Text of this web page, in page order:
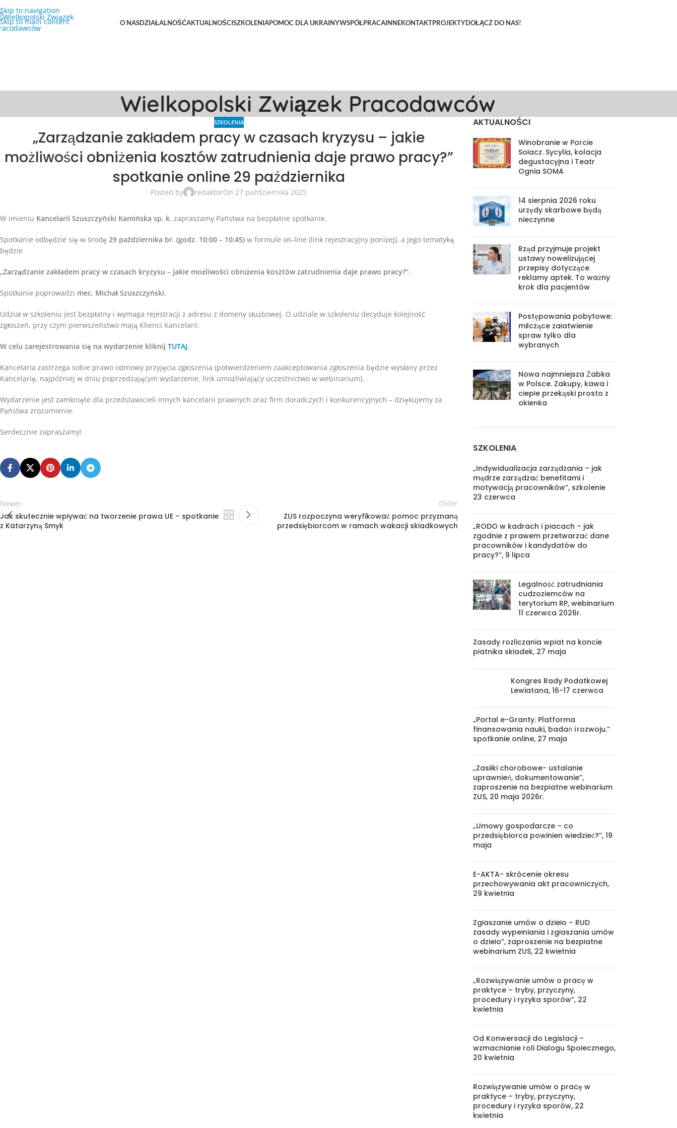
Skip to navigation
Skip to main content
O NASDZIAŁALNOŚĆAKTUALNOŚCISZKOLENIAPOMOC DLA UKRAINYWSPÓŁPRACAINNEKONTAKTPROJEKTYDOŁĄCZ DO NAS!
Wielkopolski Związek Pracodawców
SZKOLENIA
„Zarządzanie zakładem pracy w czasach kryzysu – jakie
możliwości obniżenia kosztów zatrudnienia daje prawo pracy?”
spotkanie online 29 października
Posted by redaktorOn 27 października 2025
W imieniu Kancelarii Szuszczyński Kamińska sp. k. zapraszamy Państwa na bezpłatne spotkanie.
Spotkanie odbędzie się w środę 29 października br. (godz. 10:00 – 10:45) w formule on-line (link rejestracyjny poniżej), a jego tematyką
będzie
„Zarządzanie zakładem pracy w czasach kryzysu – jakie możliwości obniżenia kosztów zatrudnienia daje prawo pracy?”.
Spotkanie poprowadzi mec. Michał Szuszczyński.
Udział w szkoleniu jest bezpłatny i wymaga rejestracji z adresu z domeny służbowej. O udziale w szkoleniu decyduje kolejność
zgłoszeń, przy czym pierwszeństwo mają Klienci Kancelarii.
W celu zarejestrowania się na wydarzenie kliknij TUTAJ.
Kancelaria zastrzega sobie prawo odmowy przyjęcia zgłoszenia (potwierdzeniem zaakceptowania zgłoszenia będzie wysłany przez
Kancelarię, najpóźniej w dniu poprzedzającym wydarzenie, link umożliwiający uczestnictwo w webinarium).
Wydarzenie jest zamknięte dla przedstawicieli innych kancelarii prawnych oraz firm doradczych i konkurencyjnych – dziękujemy za
Państwa zrozumienie.
Serdecznie zapraszamy!
Newer
Jak skutecznie wpływać na tworzenie prawa UE – spotkanie
z Katarzyną Smyk
Older
ZUS rozpoczyna weryfikować pomoc przyznaną
przedsiębiorcom w ramach wakacji składkowych
AKTUALNOŚCI
Winobranie w Porcie
Sołacz. Sycylia, kolacja
degustacyjna i Teatr
Ognia SOMA
14 sierpnia 2026 roku
urzędy skarbowe będą
nieczynne
Rząd przyjmuje projekt
ustawy nowelizującej
przepisy dotyczące
reklamy aptek. To ważny
krok dla pacjentów
Postępowania pobytowe:
milczące załatwienie
spraw tylko dla
wybranych
Nowa najmniejsza Żabka
w Polsce. Zakupy, kawa i
ciepłe przekąski prosto z
okienka
SZKOLENIA
„Indywidualizacja zarządzania – jak
mądrze zarządzać benefitami i
motywacją pracowników”, szkolenie
23 czerwca
„RODO w kadrach i płacach – jak
zgodnie z prawem przetwarzać dane
pracowników i kandydatów do
pracy?”, 9 lipca
Legalność zatrudniania
cudzoziemców na
terytorium RP, webinarium
11 czerwca 2026r.
Zasady rozliczania wpłat na koncie
płatnika składek, 27 maja
Kongres Rady Podatkowej
Lewiatana, 16-17 czerwca
„Portal e-Granty. Platforma
finansowania nauki, badań i rozwoju.”
spotkanie online, 27 maja
„Zasiłki chorobowe- ustalanie
uprawnień, dokumentowanie”,
zaproszenie na bezpłatne webinarium
ZUS, 20 maja 2026r.
„Umowy gospodarcze – co
przedsiębiorca powinien wiedzieć?”, 19
maja
E-AKTA- skrócenie okresu
przechowywania akt pracowniczych,
29 kwietnia
Zgłaszanie umów o dzieło – RUD
zasady wypełniania i zgłaszania umów
o dzieło”, zaproszenie na bezpłatne
webinarium ZUS, 22 kwietnia
„Rozwiązywanie umów o pracę w
praktyce – tryby, przyczyny,
procedury i ryzyka sporów”, 22
kwietnia
Od Konwersacji do Legislacji –
wzmacnianie roli Dialogu Społecznego,
20 kwietnia
Rozwiązywanie umów o pracę w
praktyce – tryby, przyczyny,
procedury i ryzyka sporów, 22
kwietnia